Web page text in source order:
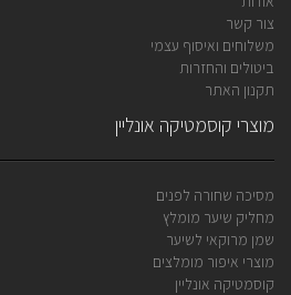
צור קשר
משלוחים ואיסוף עצמי
ביטולים והחזרות
תקנון האתר
מוצרי קוסמטיקה אונליין
מסיכה שחורה לפנים
מחליק שיער מומלץ
שמן מרוקאי לשיער
מוצרי איפור מומלצים
קוסמטיקה אונליין